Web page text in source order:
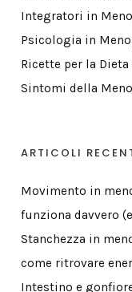
Integratori in
Psicologia in
Ricette per la
Sintomi della
ARTICOLI
Movimento in
funziona davvero
Stanchezza in
come ritrovare
Intestino e